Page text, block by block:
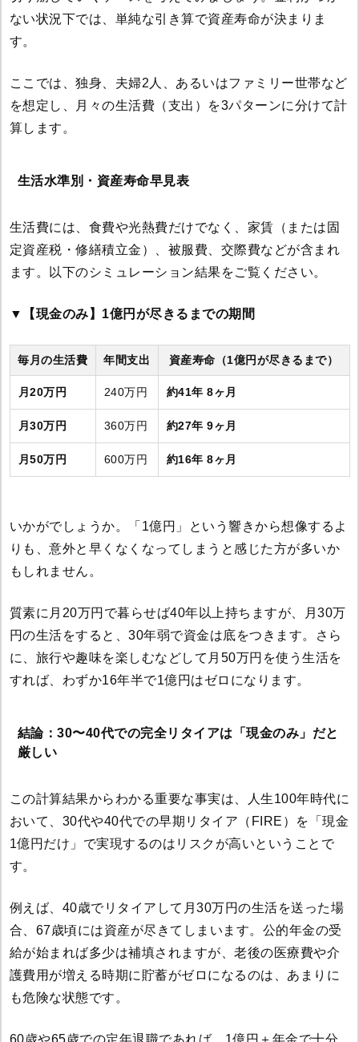
ない状況下では、単純な引き算で資産寿命が決まりま
す。
ここでは、独身、夫婦2人、あるいはファミリー世帯など
を想定し、月々の生活費（支出）を3パターンに分けて計
算します。
生活水準別・資産寿命早見表
生活費には、食費や光熱費だけでなく、家賃（または固
定資産税・修繕積立金）、被服費、交際費などが含まれ
ます。以下のシミュレーション結果をご覧ください。
▼【現金のみ】1億円が尽きるまでの期間
毎月の生活費 年間支出 資産寿命（1億円が尽きるまで）
月20万円 240万円 約41年 8ヶ月
月30万円 360万円 約27年 9ヶ月
月50万円 600万円 約16年 8ヶ月
いかがでしょうか。「1億円」という響きから想像するよ
りも、意外と早くなくなってしまうと感じた方が多いか
もしれません。
質素に月20万円で暮らせば40年以上持ちますが、月30万
円の生活をすると、30年弱で資金は底をつきます。さら
に、旅行や趣味を楽しむなどして月50万円を使う生活を
すれば、わずか16年半で1億円はゼロになります。
結論：30〜40代での完全リタイアは「現金のみ」だと
厳しい
この計算結果からわかる重要な事実は、人生100年時代に
おいて、30代や40代での早期リタイア（FIRE）を「現金
1億円だけ」で実現するのはリスクが高いということで
す。
例えば、40歳でリタイアして月30万円の生活を送った場
合、67歳頃には資産が尽きてしまいます。公的年金の受
給が始まれば多少は補填されますが、老後の医療費や介
護費用が増える時期に貯蓄がゼロになるのは、あまりに
も危険な状態です。